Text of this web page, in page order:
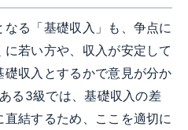
る「基礎収入」も、争点に
若い方や、収入が安定して
収入とするかで意見が分か
る3級では、基礎収入の差
結するため、ここを適切に